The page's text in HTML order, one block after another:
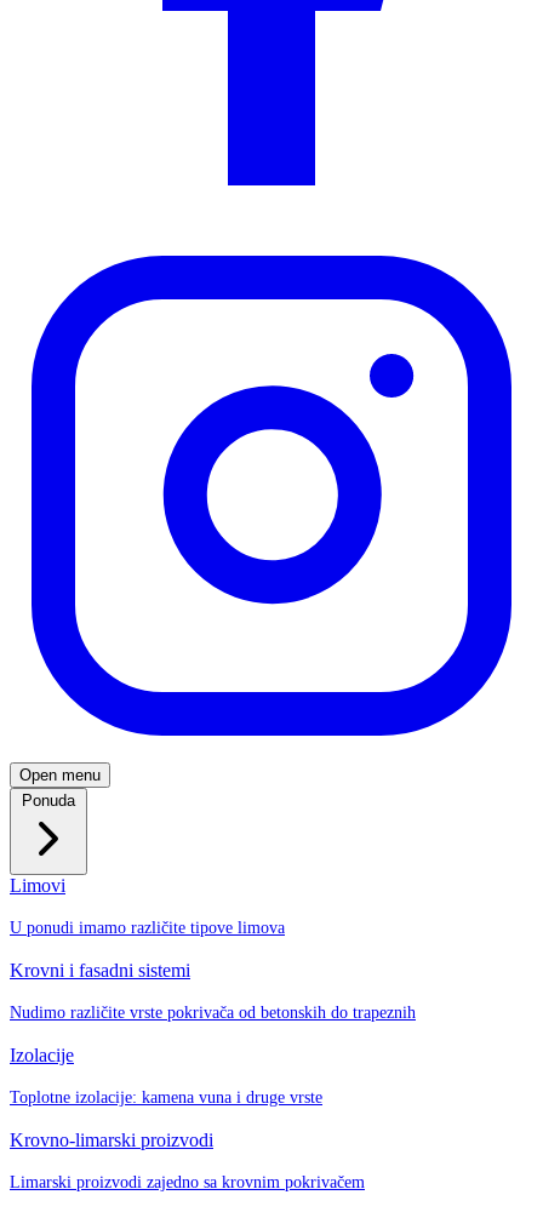
Open menu
Limovi
U ponudi imamo različite tipove limova
Krovni i fasadni sistemi
Nudimo različite vrste pokrivača od betonskih do trapeznih
Izolacije
Toplotne izolacije: kamena vuna i druge vrste
Krovno-limarski proizvodi
Limarski proizvodi zajedno sa krovnim pokrivačem